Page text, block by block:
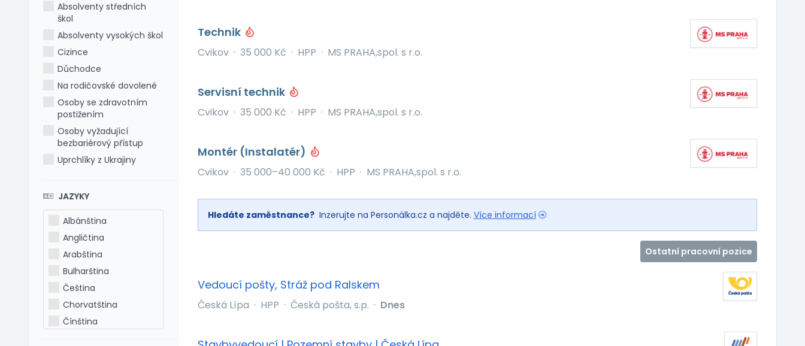
Absolventy středních
škol
Absolventy vysokých škol
Cizince
Důchodce
Na rodičovské dovolené
Osoby se zdravotním
postižením
Osoby vyžadující
bezbariérový přístup
Uprchlíky z Ukrajiny
JAZYKY
Albánština
Angličtina
Arabština
Bulharština
Čeština
Chorvatština
Čínština
Technik
Cvikov · 35 000 Kč · HPP · MS PRAHA,spol. s r.o.
Servisní technik
Cvikov · 35 000 Kč · HPP · MS PRAHA,spol. s r.o.
Montér (Instalatér)
Cvikov · 35 000–40 000 Kč · HPP · MS PRAHA,spol. s r.o.
Hledáte zaměstnance? Inzerujte na Personálka.cz a najděte. Více informací
Ostatní pracovní pozice
Vedoucí pošty, Stráž pod Ralskem
Česká Lípa · HPP · Česká pošta, s.p. · Dnes